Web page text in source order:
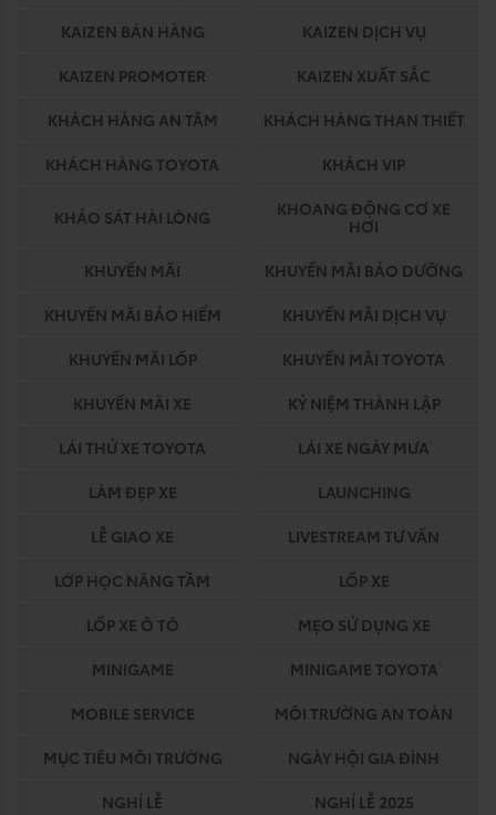
KAIZEN BÁN HÀNG
KAIZEN DỊCH VỤ
KAIZEN PROMOTER
KAIZEN XUẤT SẮC
KHÁCH HÀNG AN TÂM
KHÁCH HÀNG THAN THIẾT
KHÁCH HÀNG TOYOTA
KHÁCH VIP
KHẢO SÁT HÀI LÒNG
KHOANG ĐỘNG CƠ XE
HƠI
KHUYẾN MÃI
KHUYẾN MÃI BẢO DƯỠNG
KHUYẾN MÃI BẢO HIỂM
KHUYẾN MÃI DỊCH VỤ
KHUYẾN MÃI LỐP
KHUYẾN MÃI TOYOTA
KHUYẾN MÃI XE
KỶ NIỆM THÀNH LẬP
LÁI THỬ XE TOYOTA
LÁI XE NGÀY MƯA
LÀM ĐẸP XE
LAUNCHING
LỄ GIAO XE
LIVESTREAM TƯ VẤN
LỚP HỌC NÂNG TẦM
LỐP XE
LỐP XE Ô TÔ
MẸO SỬ DỤNG XE
MINIGAME
MINIGAME TOYOTA
MOBILE SERVICE
MÔI TRƯỜNG AN TOÀN
MỤC TIÊU MÔI TRƯỜNG
NGÀY HỘI GIA ĐÌNH
NGHỈ LỄ
NGHỈ LỄ 2025